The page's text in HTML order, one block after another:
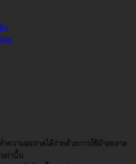
ความสะอาดได้ง่ายด้วยการใช้ผ้าสะอาด
เท่านั้น